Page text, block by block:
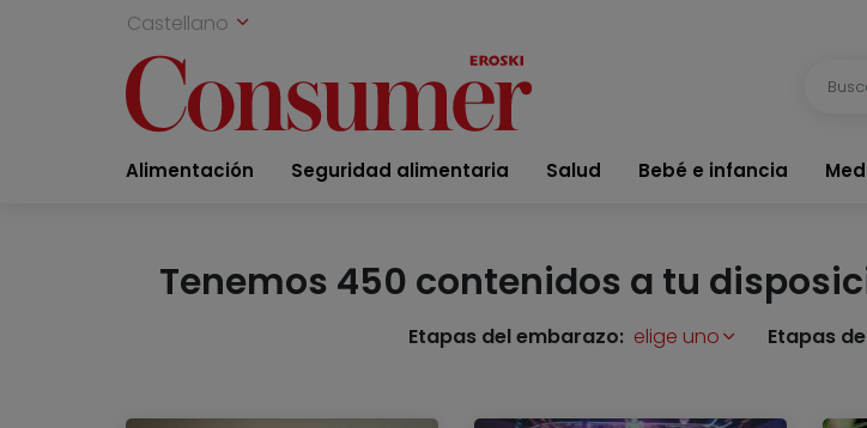
Castellano
Alimentación Seguridad alimentaria Salud Bebé e infancia
Tenemos 450 contenidos a tu
Etapas del embarazo: elige uno Etapas